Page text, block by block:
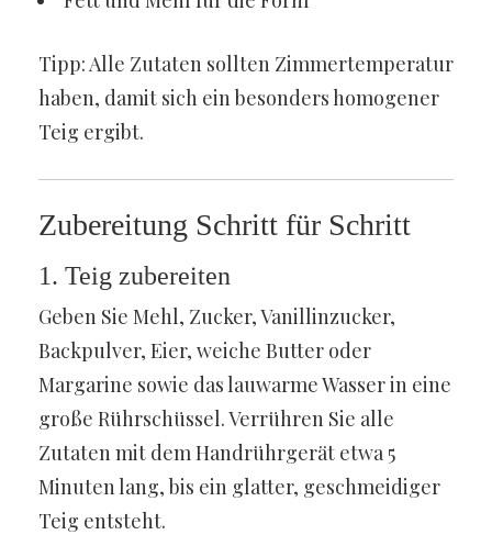
Tipp: Alle Zutaten sollten Zimmertemperatur
haben, damit sich ein besonders homogener
Teig ergibt.
Zubereitung Schritt für Schritt
1. Teig zubereiten
Geben Sie Mehl, Zucker, Vanillinzucker,
Backpulver, Eier, weiche Butter oder
Margarine sowie das lauwarme Wasser in eine
große Rührschüssel. Verrühren Sie alle
Zutaten mit dem Handrührgerät etwa 5
Minuten lang, bis ein glatter, geschmeidiger
Teig entsteht.